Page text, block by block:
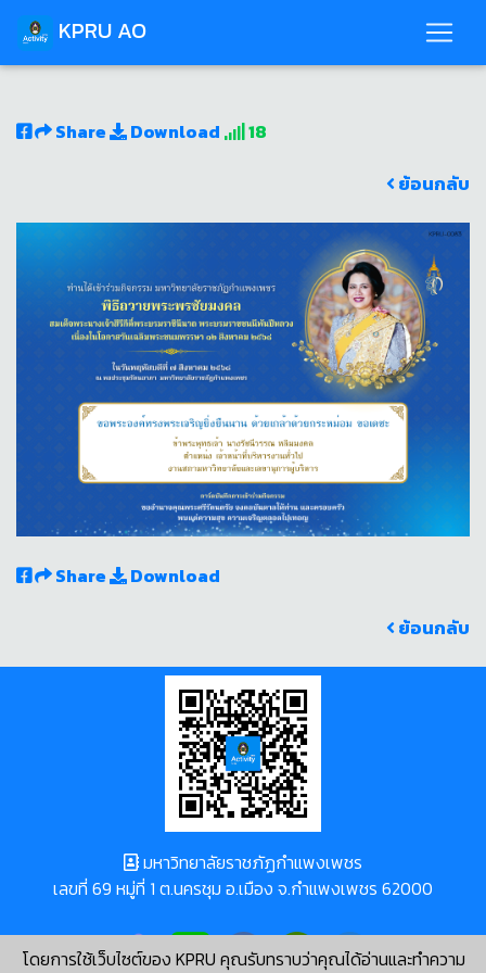
KPRU AO
Share Download
18
ย้อนกลับ
Share
Download
ย้อนกลับ
โดยการใช้เว็บไซต์ของ KPRU คุณรับทราบว่าคุณได้อ่านและทำความ
มหาวิทยาลัยราชภัฏกำแพงเพชร
เลขที่ 69 หมู่ที่ 1 ต.นครชุม อ.เมือง จ.กำแพงเพชร 62000